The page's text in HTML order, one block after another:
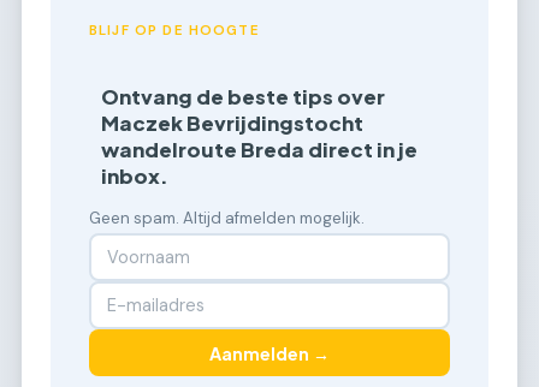
BLIJF OP DE HOOGTE
Ontvang de beste tips over
Maczek Bevrijdingstocht
wandelroute Breda direct in je
inbox.
Geen spam. Altijd afmelden mogelijk.
Aanmelden →